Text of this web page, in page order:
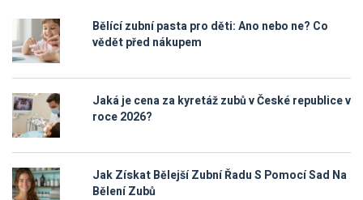
Bělící zubní pasta pro děti: Ano nebo ne? Co
vědět před nákupem
Jaká je cena za kyretáž zubů v České republice v
roce 2026?
Jak Získat Bělejší Zubní Řadu S Pomocí Sad Na
Bělení Zubů